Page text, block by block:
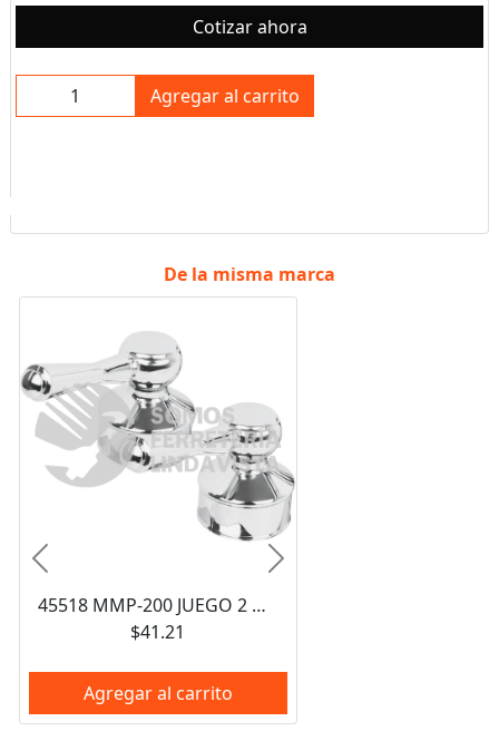
Cotizar ahora
Agregar al carrito
De la misma marca
45518 MMP-200 JUEGO 2 MANERALES PALANCA PARA MEZCLADORAS PLASTICAS BASIC FOSET
$41.21
Agregar al carrito
Anterior Siguiente